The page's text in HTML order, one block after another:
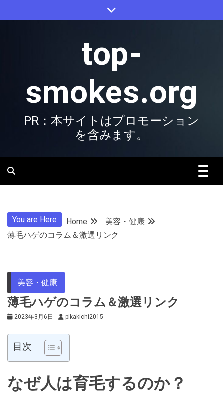
to
top-
smokes.org
PR：本サイトはプロモーション
を含みます。
You are Here Home
美容・健康
薄毛ハゲのコラム＆激選リンク
美容・健康
薄毛ハゲのコラム＆激選リンク
2023年3月6日 pikakichi2015
目次
なぜ人は育毛するのか？